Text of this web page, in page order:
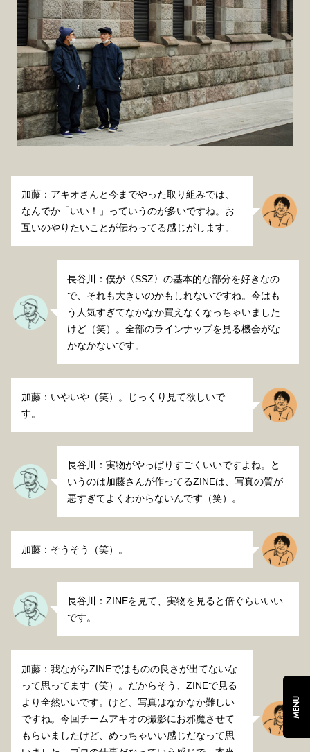
加藤：アキオさんと今までやった取り組みでは、
なんでか「いい！」っていうのが多いですね。お
互いのやりたいことが伝わってる感じがします。
長谷川：僕が〈SSZ〉の基本的な部分を好きなの
で、それも大きいのかもしれないですね。今はも
う人気すぎてなかなか買えなくなっちゃいました
けど（笑）。全部のラインナップを見る機会がな
かなかないです。
加藤：いやいや（笑）。じっくり見て欲しいで
す。
長谷川：実物がやっぱりすごくいいですよね。と
いうのは加藤さんが作ってるZINEは、写真の質が
悪すぎてよくわからないんです（笑）。
加藤：そうそう（笑）。
長谷川：ZINEを見て、実物を見ると倍ぐらいいい
です。
加藤：我ながらZINEではものの良さが出てないな
って思ってます（笑）。だからそう、ZINEで見る
より全然いいです。けど、写真はなかなか難しい
ですね。今回チームアキオの撮影にお邪魔させて
もらいましたけど、めっちゃいい感じだなって思
MENU